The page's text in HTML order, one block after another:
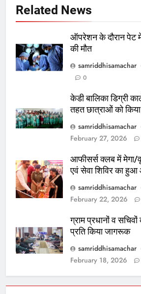
Related News
ऑपरेशन के दौरान पेट में
की मौत
samriddhisamachar
0
केडी बालिका डिग्री
तहत छात्राओं को
samriddhisamachar
February 27, 2026
आफीसर्स क्लब में मेगा/
एवं सेवा शिविर का
samriddhisamachar
February 22, 2026
ग्राम प्रधानों व
प्रति किया जागरूक
samriddhisamachar
February 18, 2026